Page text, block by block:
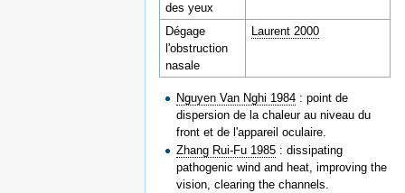
des yeux
Dégage
l'obstruction
nasale
Laurent 2000
Nguyen Van Nghi 1984 : point de
dispersion de la chaleur au niveau du
front et de l'appareil oculaire.
Zhang Rui-Fu 1985 : dissipating
pathogenic wind and heat, improving the
vision, clearing the channels.